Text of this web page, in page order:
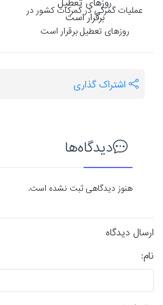
عملیات گمرکی در گمرکات کشور در
روزهای تعطیل برقرار است
اشتراک گذاری
دیدگاه‌ها
هنوز دیدگاهی ثبت نشده است.
ارسال دیدگاه
نام: